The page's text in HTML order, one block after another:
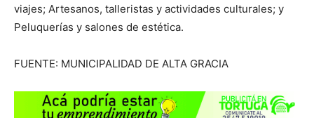
viajes; Artesanos, talleristas y actividades culturales; y
Peluquerías y salones de estética.
FUENTE: MUNICIPALIDAD DE ALTA GRACIA